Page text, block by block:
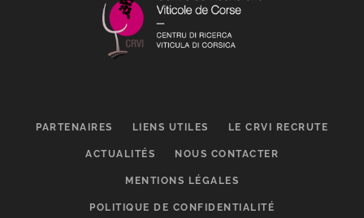
PARTENAIRES LIENS UTILES LE CRVI RECRUTE
ACTUALITÉS NOUS CONTACTER
MENTIONS LÉGALES
POLITIQUE DE CONFIDENTIALITÉ